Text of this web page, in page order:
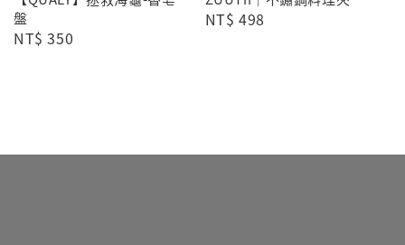
盤
Regular
NT$ 350
Regular
NT$ 498